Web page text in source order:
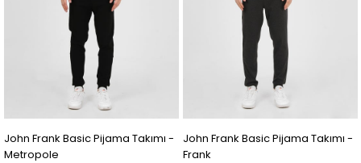
Frank Basic Pijama Takımı -
John Frank Basic Pijama Takımı -
Frank